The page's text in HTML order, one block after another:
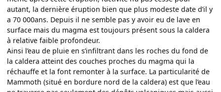
autant, la dernière éruption bien que plus modeste date d’il y
a 70 000ans. Depuis il ne semble pas y avoir eu de lave en
surface mais du magma est toujours présent sous la caldera
à relative faible profondeur.
Ainsi l’eau de pluie en s’infiltrant dans les roches du fond de
la caldera atteint des couches proches du magma qui la
réchauffe et la font remonter à la surface. La particularité de
Mammoth (situé en bordure nord de la caldera) est que l’eau